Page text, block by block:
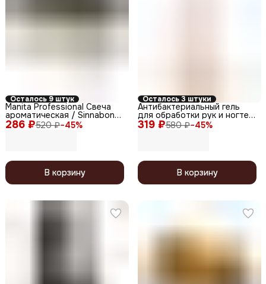
Осталось 9 штук
286 ₽520 ₽−45%
Manita Professional Свеча
ароматическая / Sinnabon
Roll, 50 мл
В корзину
Осталось 3 штуки
319 ₽580 ₽−45%
Антибактериальный гель
для обработки рук и ногтей
с дозатором, 250 мл
В корзину